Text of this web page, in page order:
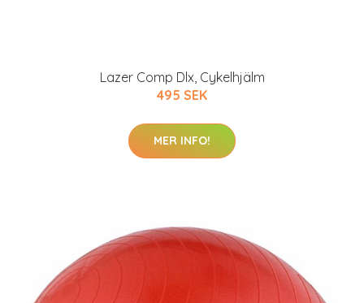
Lazer Comp Dlx, Cykelhjälm
495 SEK
MER INFO!